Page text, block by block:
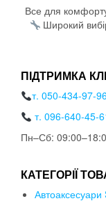
Все для
Широкий
ПІДТРИМКА
т. 050-434-97-
т. 096-640-45-
Пн–Сб:
КАТЕГОРІЇ
Автоаксесуари